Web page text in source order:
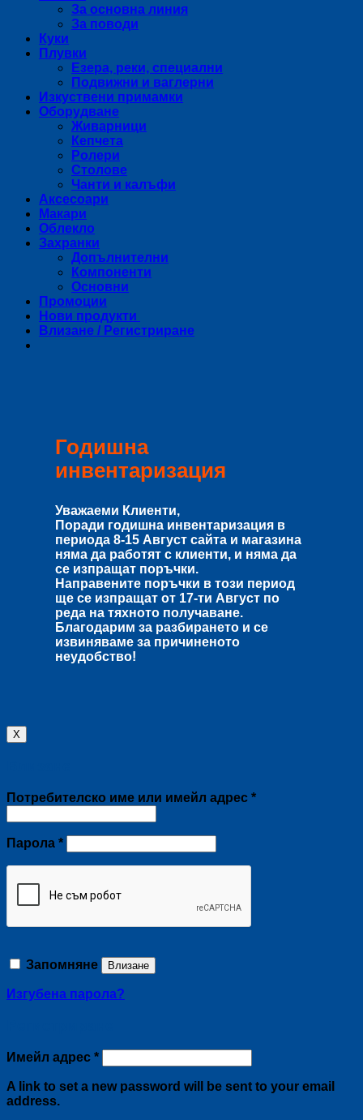
За основна линия
За поводи
Куки
Плувки
Езера, реки, специални
Подвижни и ваглерни
Изкуствени примамки
Оборудване
Живарници
Кепчета
Ролери
Столове
Чанти и калъфи
Аксесоари
Макари
Облекло
Захранки
Допълнителни
Компоненти
Основни
Промоции
Нови продукти
Влизане / Регистриране
Годишна
инвентаризация
Уважаеми Клиенти,
Поради годишна инвентаризация в
периода 8-15 Август сайта и магазина
няма да работят с клиенти, и няма да
се изпращат поръчки.
Направените поръчки в този период
ще се изпращат от 17-ти Август по
реда на тяхното получаване.
Благодарим за разбирането и се
извиняваме за причиненото
неудобство!
X
Потребителско име или имейл адрес *Задължително
Парола *Задължително
Запомняне Влизане
Изгубена парола?
Имейл адрес *Задължително
A link to set a new password will be sent to your email
address.